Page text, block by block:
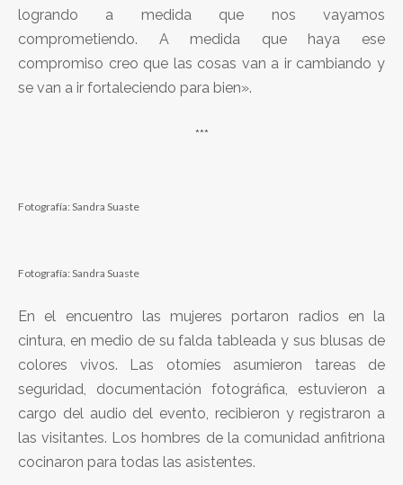
logrando a medida que nos vayamos
comprometiendo. A medida que haya ese
compromiso creo que las cosas van a ir cambiando y
se van a ir fortaleciendo para bien».
***
Fotografía: Sandra Suaste
Fotografía: Sandra Suaste
En el encuentro las mujeres portaron radios en la
cintura, en medio de su falda tableada y sus blusas de
colores vivos. Las otomíes asumieron tareas de
seguridad, documentación fotográfica, estuvieron a
cargo del audio del evento, recibieron y registraron a
las visitantes. Los hombres de la comunidad anfitriona
cocinaron para todas las asistentes.